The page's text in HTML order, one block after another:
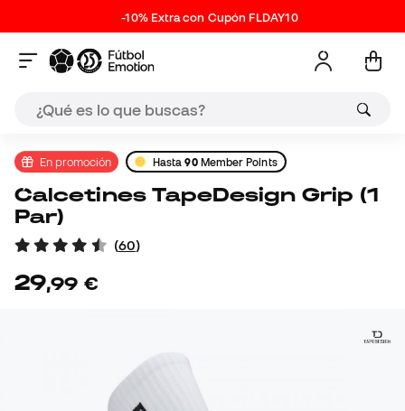
-10% Extra con Cupón FLDAY10
En promoción Hasta90Member Points
Calcetines TapeDesign Grip (1
Par)
(60)
29,99 €